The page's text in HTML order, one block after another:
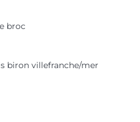
broc
biron villefranche/mer